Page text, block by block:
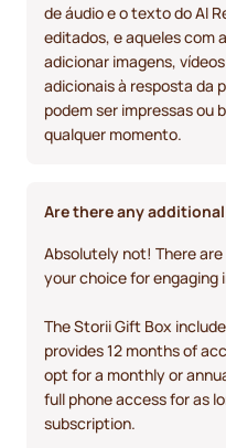
de áudio e o texto do AI
editados, e aqueles com
adicionar imagens,
adicionais à resposta da
podem ser impressas ou
qualquer momento.
Are there any
Absolutely not! There
your choice for engaging
The Storii Gift Box
provides 12 months of
opt for a monthly or
full phone access for as
subscription.